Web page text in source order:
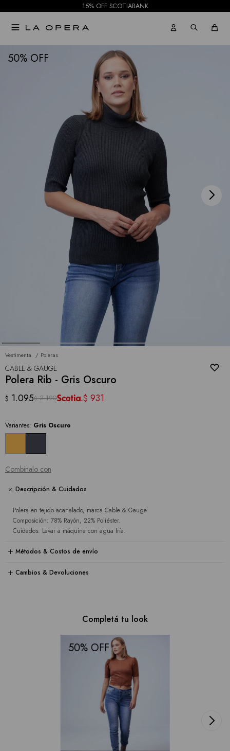
15% OFF SCOTIABANK

50
Vestimenta Poleras
CABLE & GAUGE
Polera Rib - Gris Oscuro
$ 1.095$ 2.190 $ 931
Variantes: Gris Oscuro
Combinalo con
Descripción & Cuidados
Polera en tejido acanalado, marca Cable & Gauge.
Composición: 78% Rayón, 22% Poliéster.
Cuidados: Lavar a máquina con agua fría.
Métodos & Costos de envío
Cambios & Devoluciones
Completá tu look
50
NOTIFICARME